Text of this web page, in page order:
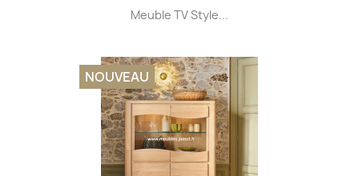
Meuble TV Style...
NOUVEAU